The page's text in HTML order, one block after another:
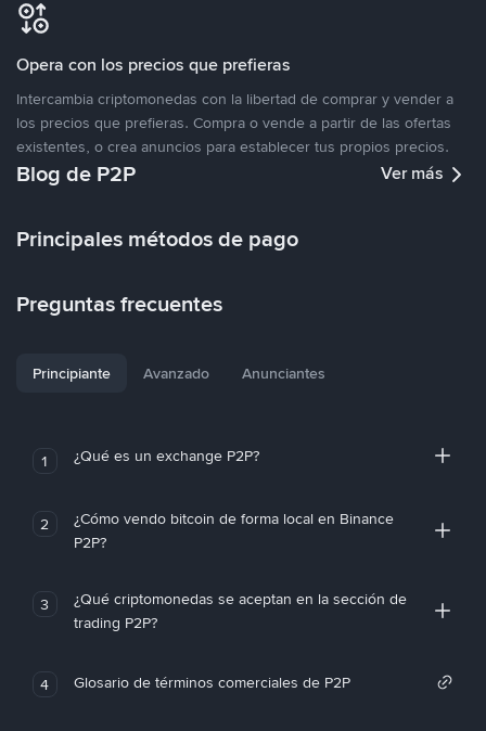
Opera con los precios que prefieras
Intercambia criptomonedas con la libertad de comprar y vender a
los precios que prefieras. Compra o vende a partir de las ofertas
existentes, o crea anuncios para establecer tus propios precios.
Blog de P2P Ver más
Principales métodos de pago
Preguntas frecuentes
Principiante Avanzado Anunciantes
1 ¿Qué es un exchange P2P?
2
¿Cómo vendo bitcoin de forma local en Binance
P2P?
3
¿Qué criptomonedas se aceptan en la sección de
trading P2P?
4 Glosario de términos comerciales de P2P